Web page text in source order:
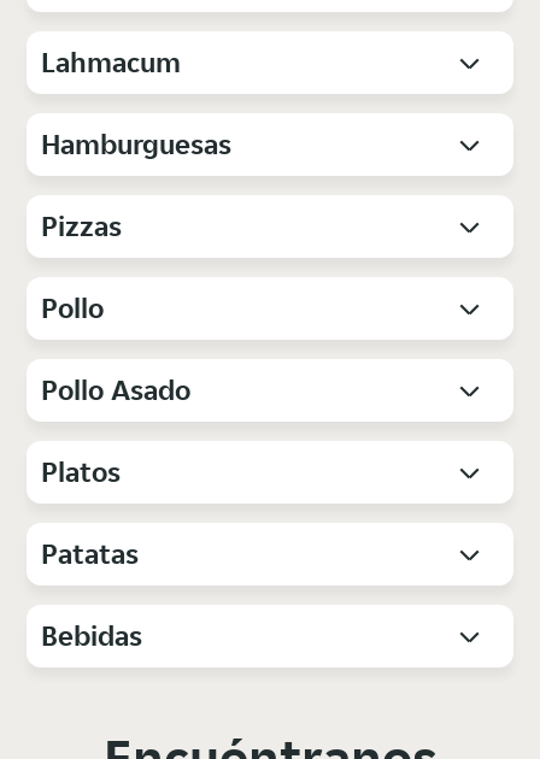
Lahmacum
Hamburguesas
Pizzas
Pollo
Pollo Asado
Platos
Patatas
Bebidas